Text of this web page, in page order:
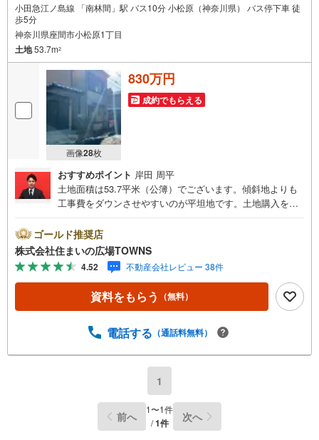
小田急江ノ島線 「南林間」駅 バス10分 小松原（神奈川県） バス停下車 徒
歩5分
神奈川県座間市小松原1丁目
土地53.7m2
画像28枚
830万円
成約でもらえる
おすすめポイント 岸田 周平
土地面積は53.7平米（公簿）でございます。傾斜地よりも
工事費をダウンさせやすいのが平坦地です。土地購入をお
件でニーズの高い住宅用地です。立地する準工業地域は、
環境の悪化をもたらす恐れのない工場の建設を推進してお
り、住宅街も広がっていることの多い地域です。【年中無
休/9:00～21:00】人気物件は特にお問い合わせが集中する
ため、お早めにお電話下さい。「室内・現地を見学する」
ボタンよりご予約頂くとご見学がスムーズです。■その他、
フプランのシミュレーション■住まいの広場TOWNSからお
物件をご紹介させて頂きます！ /他社様掲載物件も併せてご
ございますので、お車でのお越しも大歓迎です！
ゴールド推奨店
株式会社住まいの広場TOWNS
4.52 不動産会社レビュー 38件
資料をもらう （無料）
電話する （通話料無料）
1
前へ 1〜1件
/1件 次へ